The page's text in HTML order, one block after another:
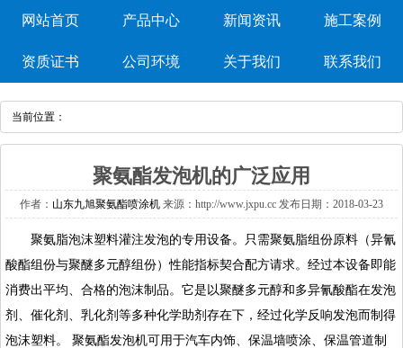
网站首页 产品中心 新闻资讯 施工案例
资质证书 公司环境 关于我们 联系我们
当前位置：
聚氨酯发泡机的广泛应用
作者： 山东九旭聚氨酯喷涂机 来源：http://www.jxpu.cc发布日期：2018-03-23
聚氨脂泡沫塑料灌注发泡的专用设备。只需聚氨脂组份原料（异氰
酸酯组份与聚醚多元醇组份）性能指标契合配方请求。经过本设备即能
消费出平均、合格的泡沫制品。它是以聚醚多元醇和多异氰酸酯在发泡
剂、催化剂、乳化剂等多种化学助剂存在下，经过化学反响发泡而制得
泡沫塑料。 聚氨酯发泡机可用于汽车内饰、保温墙喷涂、保温管道制